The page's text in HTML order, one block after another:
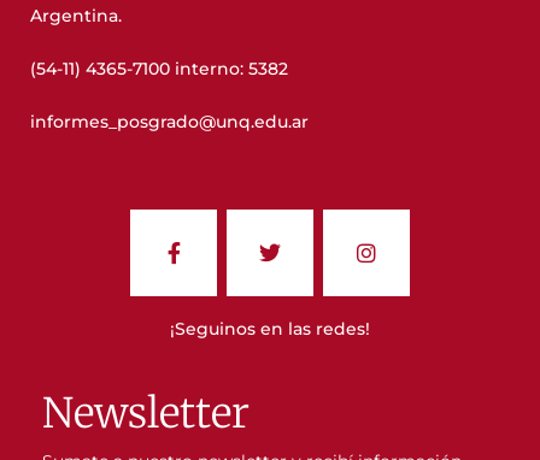
Argentina.
(54-11) 4365-7100 interno: 5382
informes_posgrado@unq.edu.ar
¡Seguinos en las redes!
Newsletter